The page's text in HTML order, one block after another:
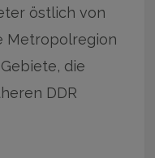
östlich von
Metropolregion
die
DDR